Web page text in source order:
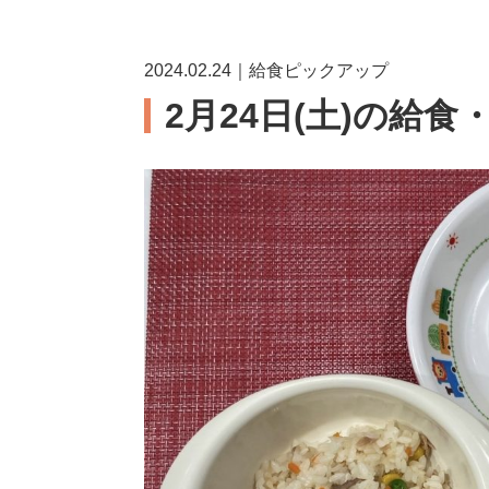
2024.02.24｜給食ピックアップ
2月24日(土)の給食